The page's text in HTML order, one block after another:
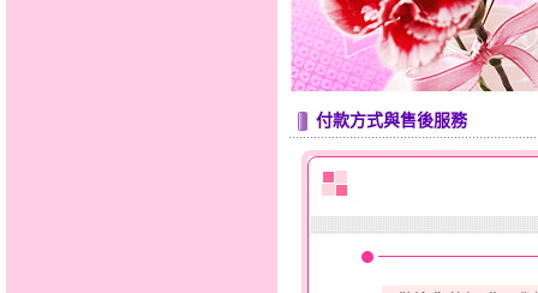
付款方式與售後服務